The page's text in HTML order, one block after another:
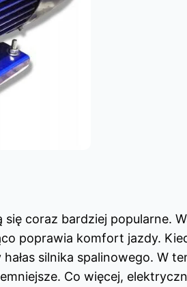
coraz bardziej popularne.
poprawia komfort jazdy.
silnika spalinowego. W
Co więcej,